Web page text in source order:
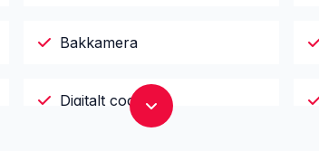
Bakkamera
Digitalt cockpit